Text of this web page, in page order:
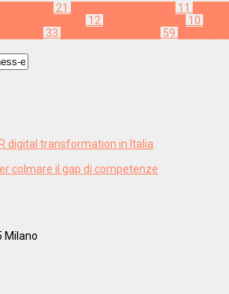
21 11
12 10
33 59
digital transformation in Italia
colmare il gap di competenze
Milano